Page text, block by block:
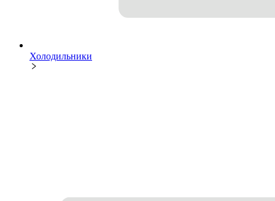
Холодильники